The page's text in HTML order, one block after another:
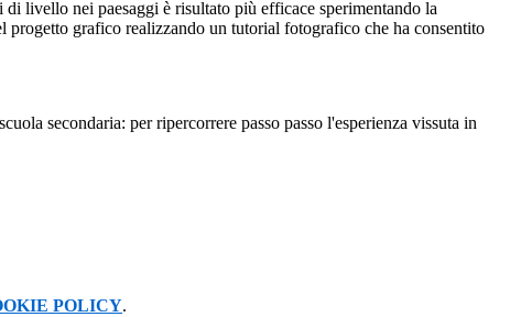
livello nei paesaggi è risultato più efficace sperimentando la
grafico realizzando un tutorial fotografico che ha consentito
secondaria: per ripercorrere passo passo l'esperienza vissuta in
POLICY.